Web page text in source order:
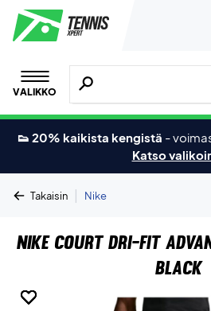
VALIKKO
Hae tuotteita, merkkejä
👟 20% kaikista kengistä -
Katso
Takaisin | Nike
Nike Court Dri-FIT
Black